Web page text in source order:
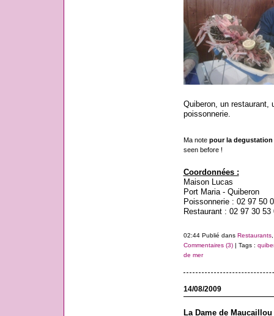
Quiberon, un restaurant,
poissonnerie.
Ma note pour la degustation
seen before !
Coordonnées :
Maison Lucas
Port Maria - Quiberon
Poissonnerie : 02 97 50
Restaurant : 02 97 30 53
02:44 Publié dans Restaurants
Commentaires (3)| Tags :
de mer
14/08/2009
La Dame de Maucaillou